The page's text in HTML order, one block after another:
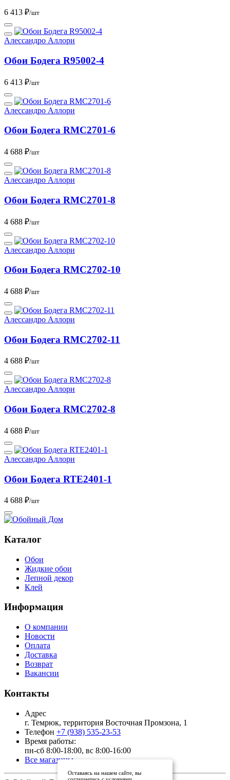
6 413 ₽/шт
Алессандро Аллори
Обои Бодега R95002-4
6 413 ₽/шт
Алессандро Аллори
Обои Бодега RMC2701-6
4 688 ₽/шт
Алессандро Аллори
Обои Бодега RMC2701-8
4 688 ₽/шт
Алессандро Аллори
Обои Бодега RMC2702-10
4 688 ₽/шт
Алессандро Аллори
Обои Бодега RMC2702-11
4 688 ₽/шт
Алессандро Аллори
Обои Бодега RMC2702-8
4 688 ₽/шт
Алессандро Аллори
Обои Бодега RTE2401-1
4 688 ₽/шт
Каталог
Обои
Жидкие обои
Лепной декор
Клей
Информация
О компании
Новости
Оплата
Доставка
Возврат
Вакансии
Контакты
Адрес
г. Темрюк, территория Восточная Промзона, 1
Телефон +7 (938) 535-23-53
Время работы:
пн-сб 8:00-18:00, вс 8:00-16:00
Все магазины
Оставаясь на нашем сайте, вы